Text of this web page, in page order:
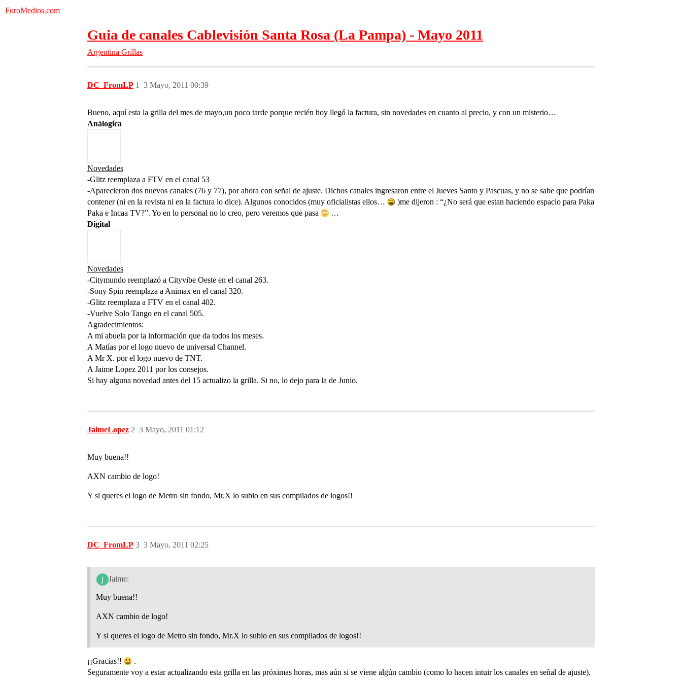
ForoMedios.com
Guia de canales Cablevisión Santa Rosa (La Pampa) - Mayo 2011
Argentina Grillas
DC_FromLP 3 Mayo, 2011 00:39
1
Bueno, aquí esta la grilla del mes de mayo,un poco tarde porque recién hoy llegó la factura, sin novedades en cuanto al precio, y con un misterio…
Análogica
Novedades
-Glitz reemplaza a FTV en el canal 53
-Aparecieron dos nuevos canales (76 y 77), por ahora con señal de ajuste. Dichos canales ingresaron entre el Jueves Santo y Pascuas, y no se sabe que podrían
contener (ni en la revista ni en la factura lo dice). Algunos conocidos (muy oficialistas ellos…
)me dijeron : “¿No será que estan haciendo espacio para Paka
Paka e Incaa TV?”. Yo en lo personal no lo creo, pero veremos que pasa
…
Digital
Novedades
-Citymundo reemplazó a Cityvibe Oeste en el canal 263.
-Sony Spin reemplaza a Animax en el canal 320.
-Glitz reemplaza a FTV en el canal 402.
-Vuelve Solo Tango en el canal 505.
Agradecimientos:
A mi abuela por la información que da todos los meses.
A Matías por el logo nuevo de universal Channel.
A Mr X. por el logo nuevo de TNT.
A Jaime Lopez 2011 por los consejos.
Si hay alguna novedad antes del 15 actualizo la grilla. Si no, lo dejo para la de Junio.
JaimeLopez 3 Mayo, 2011 01:12
2
Muy buena!!
AXN cambio de logo!
Y si queres el logo de Metro sin fondo, Mr.X lo subio en sus compilados de logos!!
DC_FromLP 3 Mayo, 2011 02:25
3
Jaime:
Muy buena!!
AXN cambio de logo!
Y si queres el logo de Metro sin fondo, Mr.X lo subio en sus compilados de logos!!
¡¡Gracias!!
.
Seguramente voy a estar actualizando esta grilla en las próximas horas, mas aún si se viene algún cambio (como lo hacen intuir los canales en señal de ajuste).